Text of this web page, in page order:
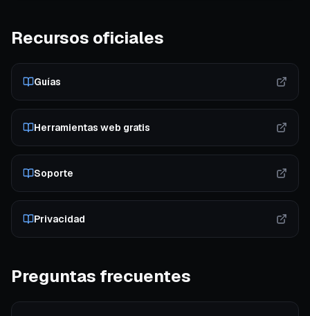
Recursos oficiales
Guías
Herramientas web gratis
Soporte
Privacidad
Preguntas frecuentes